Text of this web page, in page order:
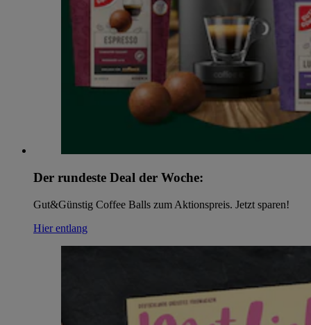
Der rundeste Deal der Woche:
Gut&Günstig Coffee Balls zum Aktionspreis. Jetzt sparen!
Hier entlang